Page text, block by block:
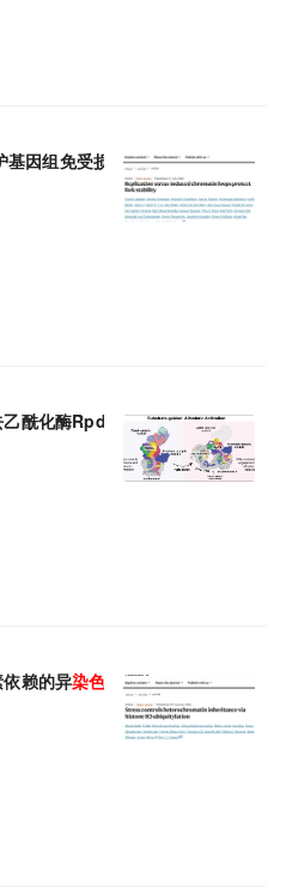
基因组免受损伤的机理
乙酰化酶Rpd3L染色质环境依赖性
赖的异染色质 调控中心，整合环境